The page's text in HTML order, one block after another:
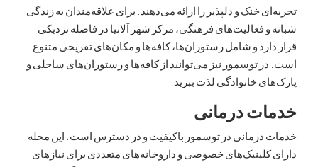
خنک و دلپذیر را ارائه می‌دهند. برای علاقه‌مندان به زندگی
فعالیت‌های فرهنگی، مرکز شهر آلانیا در فاصله نزدیکی
و شامل رستوران‌ها، کافه‌ها و مکان‌های تفریحی متنوع
توسمور نیز می‌توانید از کافه‌ها و رستوران‌های ساحلی و
خانوادگی لذت ببرید.
درمانی
در توسمور باکیفیت و در دسترس است. این محله
خصوصی و داروخانه‌های متعددی برای نیازهای